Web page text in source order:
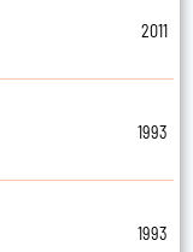
2011
1993
1993